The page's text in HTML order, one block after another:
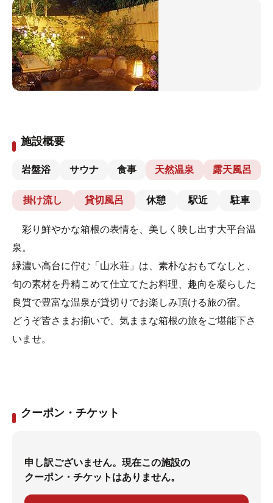
施設概要
岩盤浴 サウナ 食事 天然温泉 露天風呂
掛け流し 貸切風呂 休憩 駅近 駐車
彩り鮮やかな箱根の表情を、美しく映し出す大平台温
泉。
緑濃い高台に佇む「山水荘」は、素朴なおもてなしと、
旬の素材を丹精こめて仕立てたお料理、趣向を凝らした
良質で豊富な温泉が貸切りでお楽しみ頂ける旅の宿。
どうぞ皆さまお揃いで、気ままな箱根の旅をご堪能下さ
いませ。
クーポン・チケット
申し訳ございません。現在この施設の
クーポン・チケットはありません。